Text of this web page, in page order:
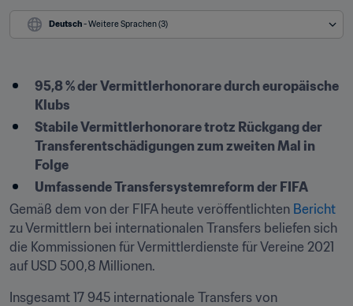
Deutsch - Weitere Sprachen (3)
95,8 % der Vermittlerhonorare durch europäische
Klubs
Stabile Vermittlerhonorare trotz Rückgang der
Transferentschädigungen zum zweiten Mal in
Folge
Umfassende Transfersystemreform der FIFA
Gemäß dem von der FIFA heute veröffentlichten Bericht
zu Vermittlern bei internationalen Transfers beliefen sich
die Kommissionen für Vermittlerdienste für Vereine 2021
auf USD 500,8 Millionen.
Insgesamt 17 945 internationale Transfers von